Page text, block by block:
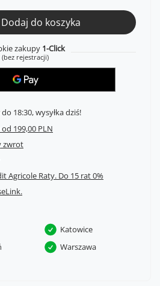
Dodaj do koszyka
zakupy 1-Click
(bez rejestracji)
18:30, wysyłka dziś!
199,00 PLN
zwrot
Agricole Raty.
Katowice
Warszawa